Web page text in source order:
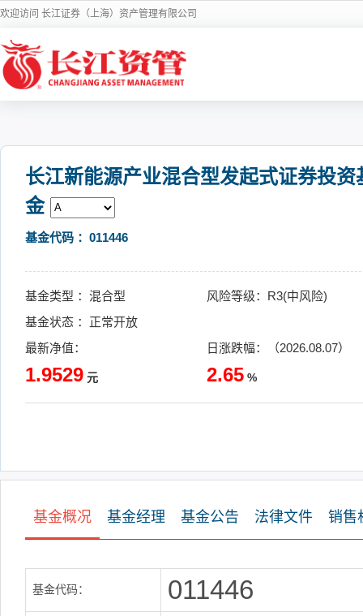
欢迎访问 长江证券（上海）资产管理有限公司
长江新能源产业混合型发起式证券投资
金
基金代码 ：011446
基金类型 ：混合型
风险等级：R3(中风险)
基金状态 ：正常开放
最新净值：
1.9529 元
日涨跌幅：（2026.08.07）
2.65 %
基金概况 基金经理 基金公告 法律文件 销售
基金代码： 011446